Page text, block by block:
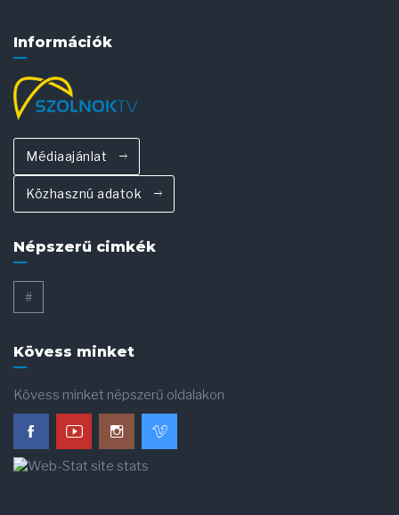
Információk
Médiaajánlat
Közhasznú adatok
Népszerű cimkék
#
Kövess minket
Kövess minket népszerű oldalakon